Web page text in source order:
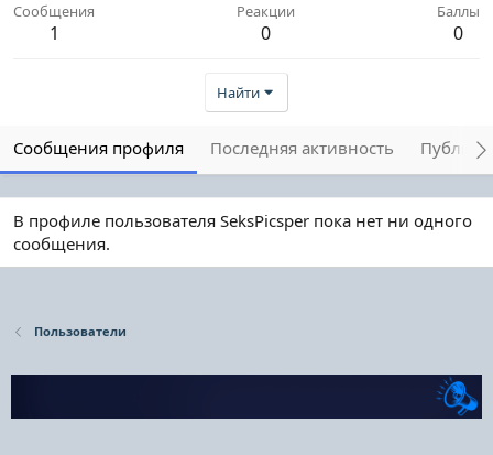
Сообщения
1
Реакции
0
Баллы
0
Найти
Сообщения профиля Последняя активность
В профиле пользователя SeksPicsper пока нет ни одного
сообщения.
Пользователи